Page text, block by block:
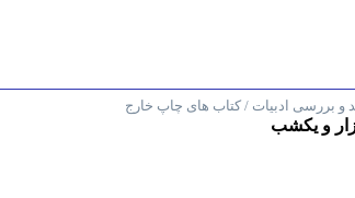
و بررسی ادبیات / کتاب های چاپ خارج
و یکشب